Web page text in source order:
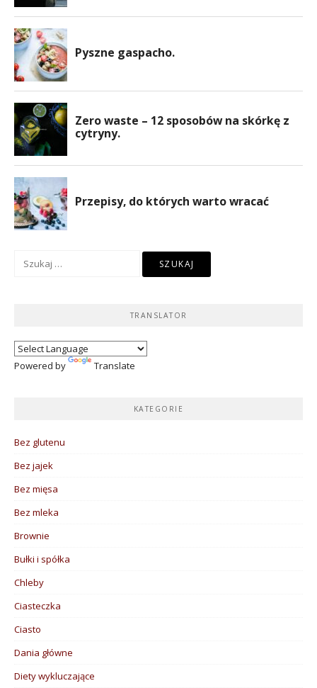
Szukaj:
TRANSLATOR
Powered by Translate
KATEGORIE
Bez glutenu
Bez jajek
Bez mięsa
Bez mleka
Brownie
Bułki i spółka
Chleby
Ciasteczka
Ciasto
Dania główne
Diety wykluczające